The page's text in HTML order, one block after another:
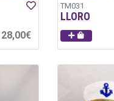
28,00€
TM031
LLORO